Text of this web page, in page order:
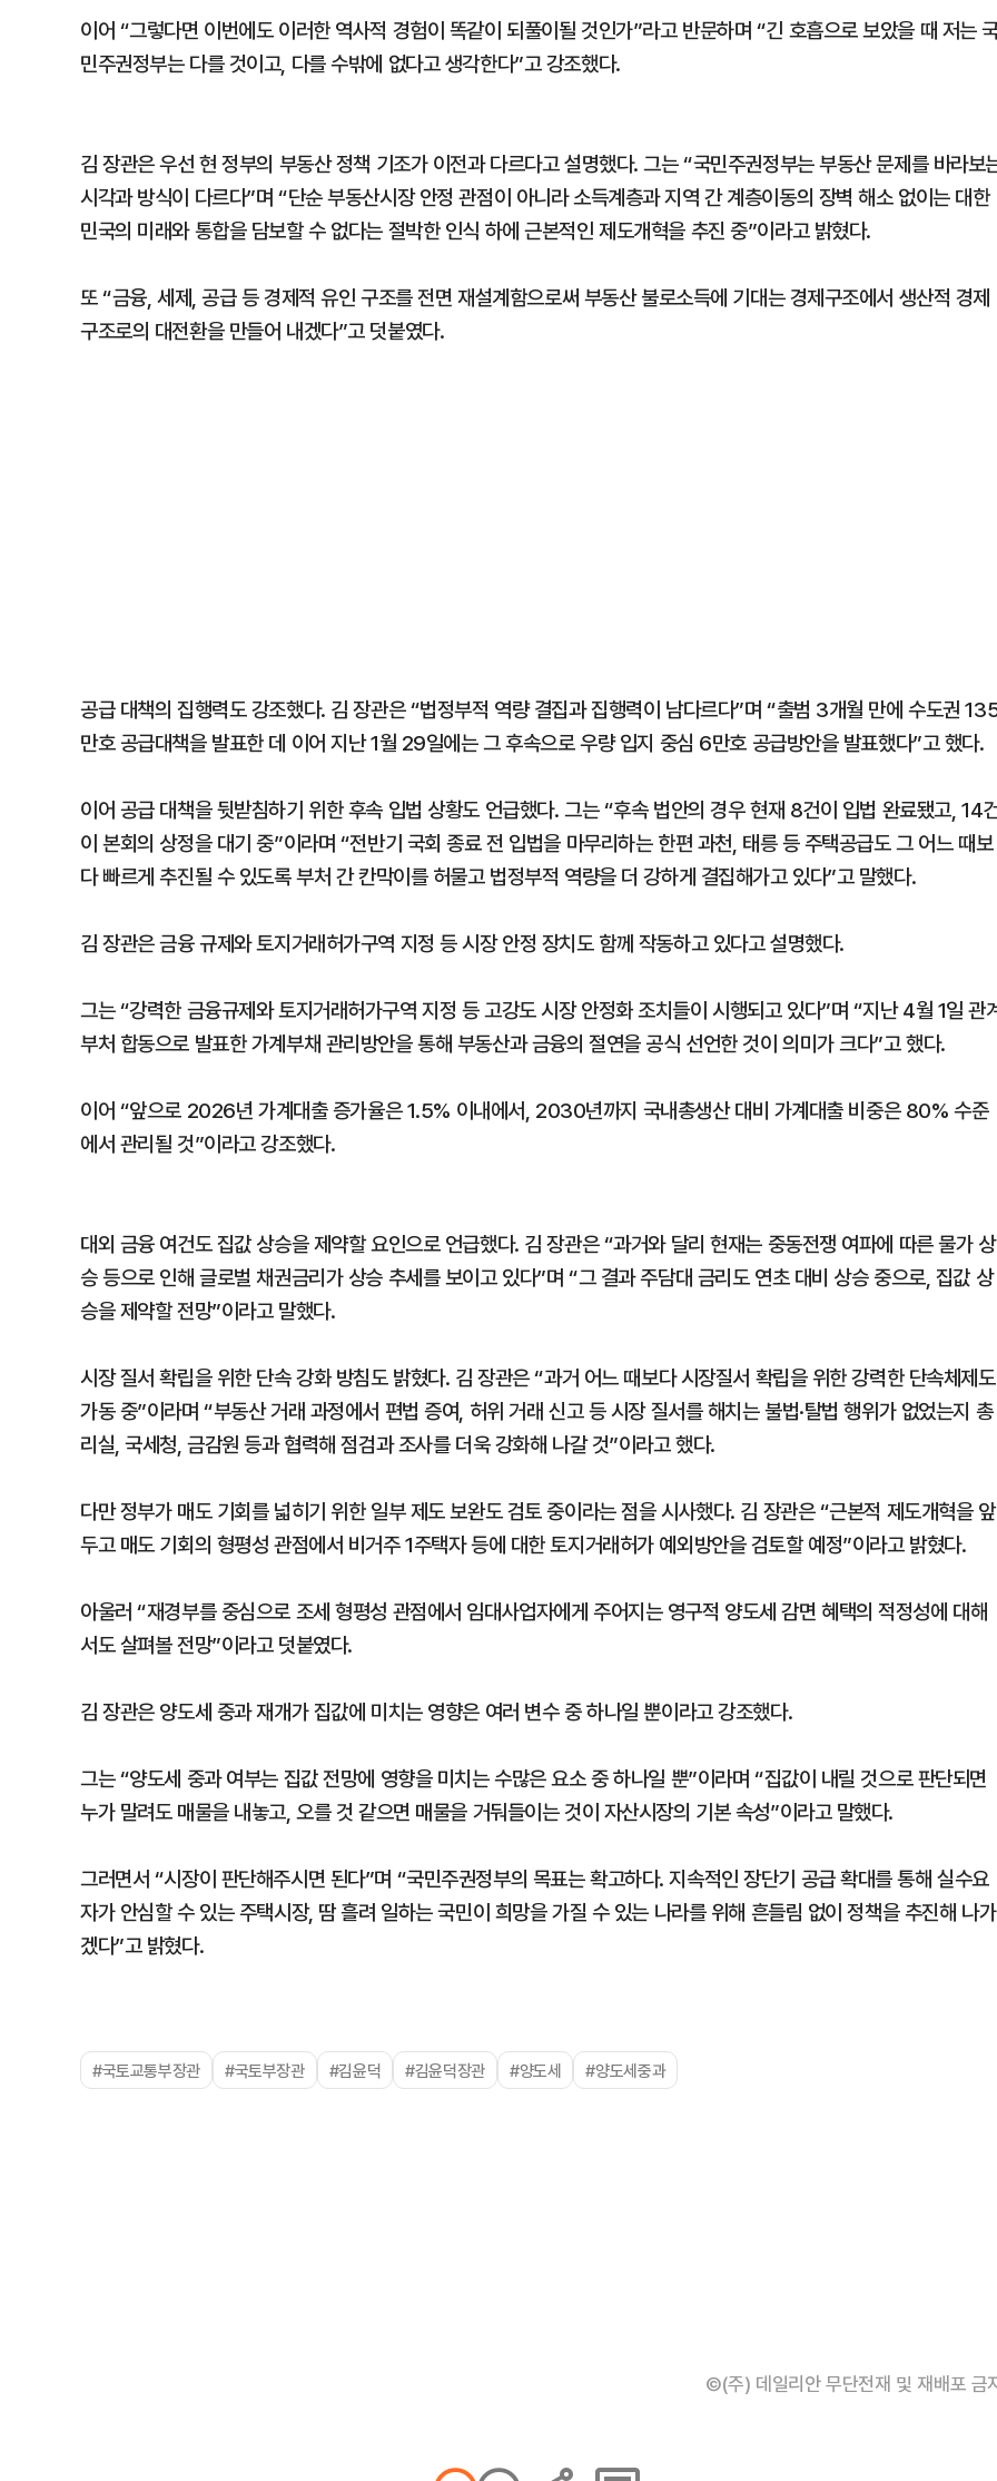
이어 “그렇다면 이번에도 이러한 역사적 경험이 똑같이 되풀이될 것인가”라고 반문하며 “긴 호흡으로 보았을 때 저는
민주권정부는 다를 것이고, 다를 수밖에 없다고 생각한다”고 강조했다.
김 장관은 우선 현 정부의 부동산 정책 기조가 이전과 다르다고 설명했다. 그는 “국민주권정부는 부동산 문제를 바라보
시각과 방식이 다르다”며 “단순 부동산시장 안정 관점이 아니라 소득계층과 지역 간 계층이동의 장벽 해소 없이는 대한
민국의 미래와 통합을 담보할 수 없다는 절박한 인식 하에 근본적인 제도개혁을 추진 중”이라고 밝혔다.
또 “금융, 세제, 공급 등 경제적 유인 구조를 전면 재설계함으로써 부동산 불로소득에 기대는 경제구조에서 생산적 경제
구조로의 대전환을 만들어 내겠다”고 덧붙였다.
공급 대책의 집행력도 강조했다. 김 장관은 “법정부적 역량 결집과 집행력이 남다르다”며 “출범 3개월 만에 수도권
만호 공급대책을 발표한 데 이어 지난 1월 29일에는 그 후속으로 우량 입지 중심 6만호 공급방안을 발표했다”고 했다.
이어 공급 대책을 뒷받침하기 위한 후속 입법 상황도 언급했다. 그는 “후속 법안의 경우 현재 8건이 입법 완료됐고, 14
이 본회의 상정을 대기 중”이라며 “전반기 국회 종료 전 입법을 마무리하는 한편 과천, 태릉 등 주택공급도 그 어느 때보
다 빠르게 추진될 수 있도록 부처 간 칸막이를 허물고 법정부적 역량을 더 강하게 결집해가고 있다”고 말했다.
김 장관은 금융 규제와 토지거래허가구역 지정 등 시장 안정 장치도 함께 작동하고 있다고 설명했다.
그는 “강력한 금융규제와 토지거래허가구역 지정 등 고강도 시장 안정화 조치들이 시행되고 있다”며 “지난 4월 1일 관
부처 합동으로 발표한 가계부채 관리방안을 통해 부동산과 금융의 절연을 공식 선언한 것이 의미가 크다”고 했다.
이어 “앞으로 2026년 가계대출 증가율은 1.5% 이내에서, 2030년까지 국내총생산 대비 가계대출 비중은 80% 수준
에서 관리될 것”이라고 강조했다.
대외 금융 여건도 집값 상승을 제약할 요인으로 언급했다. 김 장관은 “과거와 달리 현재는 중동전쟁 여파에 따른 물가 상
승 등으로 인해 글로벌 채권금리가 상승 추세를 보이고 있다”며 “그 결과 주담대 금리도 연초 대비 상승 중으로, 집값 상
승을 제약할 전망”이라고 말했다.
시장 질서 확립을 위한 단속 강화 방침도 밝혔다. 김 장관은 “과거 어느 때보다 시장질서 확립을 위한 강력한 단속체제도
가동 중”이라며 “부동산 거래 과정에서 편법 증여, 허위 거래 신고 등 시장 질서를 해치는 불법·탈법 행위가 없었는지 총
리실, 국세청, 금감원 등과 협력해 점검과 조사를 더욱 강화해 나갈 것”이라고 했다.
다만 정부가 매도 기회를 넓히기 위한 일부 제도 보완도 검토 중이라는 점을 시사했다. 김 장관은 “근본적 제도개혁을 앞
두고 매도 기회의 형평성 관점에서 비거주 1주택자 등에 대한 토지거래허가 예외방안을 검토할 예정”이라고 밝혔다.
아울러 “재경부를 중심으로 조세 형평성 관점에서 임대사업자에게 주어지는 영구적 양도세 감면 혜택의 적정성에 대해
서도 살펴볼 전망”이라고 덧붙였다.
김 장관은 양도세 중과 재개가 집값에 미치는 영향은 여러 변수 중 하나일 뿐이라고 강조했다.
그는 “양도세 중과 여부는 집값 전망에 영향을 미치는 수많은 요소 중 하나일 뿐”이라며 “집값이 내릴 것으로 판단되면
누가 말려도 매물을 내놓고, 오를 것 같으면 매물을 거둬들이는 것이 자산시장의 기본 속성”이라고 말했다.
그러면서 “시장이 판단해주시면 된다”며 “국민주권정부의 목표는 확고하다. 지속적인 장단기 공급 확대를 통해 실수요
자가 안심할 수 있는 주택시장, 땀 흘려 일하는 국민이 희망을 가질 수 있는 나라를 위해 흔들림 없이 정책을 추진해 나가
겠다”고 밝혔다.
#국토교통부장관 #국토부장관 #김윤덕 #김윤덕장관 #양도세 #양도세중과
©(주) 데일리안 무단전재 및 재배포 금